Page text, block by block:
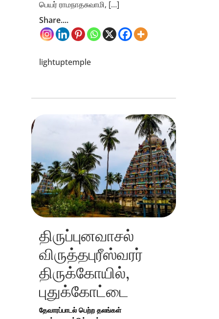
பெயர் ராமநாதசுவாமி, […]
Share....
lightuptemple
திருப்புனவாசல்
விருத்தபுரீஸ்வரர்
திருக்கோயில்,
புதுக்கோட்டை
தேவாரப்பாடல் பெற்ற தலங்கள்